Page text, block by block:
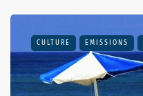
CULTURE EMISSIONS